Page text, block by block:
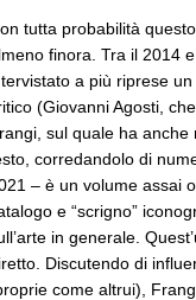
tutta probabilità
finora. Tra il 2014
a più riprese
(Giovanni Agosti,
sul quale ha anche
corredandolo di
– è un volume assai
e “scrigno”
in generale.
Discutendo di
come altrui),